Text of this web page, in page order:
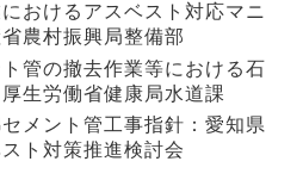
おけるアスベスト対応マニ
農村振興局整備部
管の撤去作業等における石
生労働省健康局水道課
メント管工事指針：愛知県
ト対策推進検討会